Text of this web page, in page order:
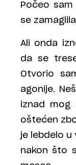
Počeo
se
Ali onda
da se
Otvorio
agonije.
iznad mog
oštećen
je lebdelo u
nakon što